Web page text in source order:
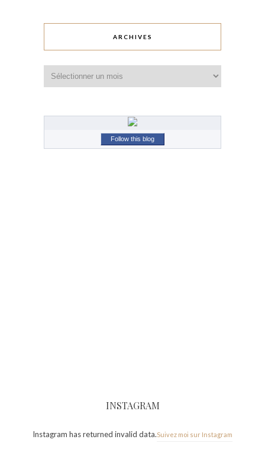
ARCHIVES
Follow this blog
INSTAGRAM
Instagram has returned invalid data.Suivez moi sur Instagram